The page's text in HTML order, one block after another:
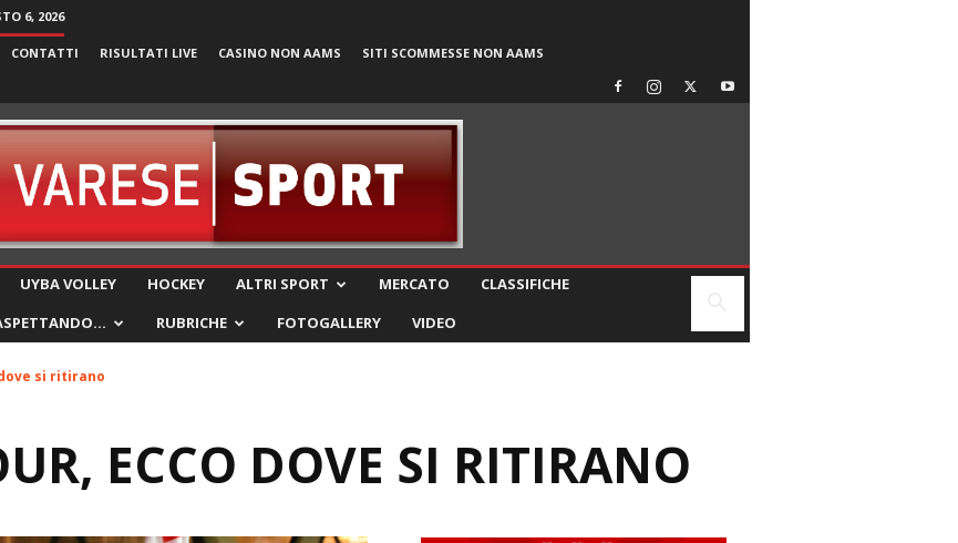
6, 2026
CONTATTI RISULTATI LIVE CASINO NON AAMS SITI SCOMMESSE NON AAMS
UYBA VOLLEY HOCKEY ALTRI SPORT MERCATO
CLASSIFICHE
RUBRICHE FOTOGALLERY VIDEO
si ritirano
ECCO DOVE SI RITIRANO